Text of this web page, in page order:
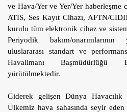
ve Hava/Yer ve Yer/Yer haberleşme
ATIS, Ses Kayıt Cihazı, AFTN/
kurulu tüm elektronik cihaz ve
Periyodik bakım/
uluslararası standart ve
Havalimanı Başmüdürlüğü
yürütülmektedir.
Giderek gelişen Dünya
Ülkemiz hava sahasında seyir